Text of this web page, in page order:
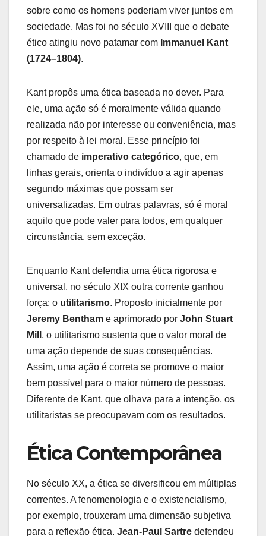
sobre como os homens poderiam viver juntos em
sociedade. Mas foi no século XVIII que o debate
ético atingiu novo patamar com Immanuel Kant
(1724–1804).
Kant propôs uma ética baseada no dever. Para
ele, uma ação só é moralmente válida quando
realizada não por interesse ou conveniência, mas
por respeito à lei moral. Esse princípio foi
chamado de imperativo categórico, que, em
linhas gerais, orienta o indivíduo a agir apenas
segundo máximas que possam ser
universalizadas. Em outras palavras, só é moral
aquilo que pode valer para todos, em qualquer
circunstância, sem exceção.
Enquanto Kant defendia uma ética rigorosa e
universal, no século XIX outra corrente ganhou
força: o utilitarismo. Proposto inicialmente por
Jeremy Bentham e aprimorado por John Stuart
Mill , o utilitarismo sustenta que o valor moral de
uma ação depende de suas consequências.
Assim, uma ação é correta se promove o maior
bem possível para o maior número de pessoas.
Diferente de Kant, que olhava para a intenção, os
utilitaristas se preocupavam com os resultados.
Ética Contemporânea
No século XX, a ética se diversificou em múltiplas
correntes. A fenomenologia e o existencialismo,
por exemplo, trouxeram uma dimensão subjetiva
para a reflexão ética. Jean-Paul Sartre defendeu